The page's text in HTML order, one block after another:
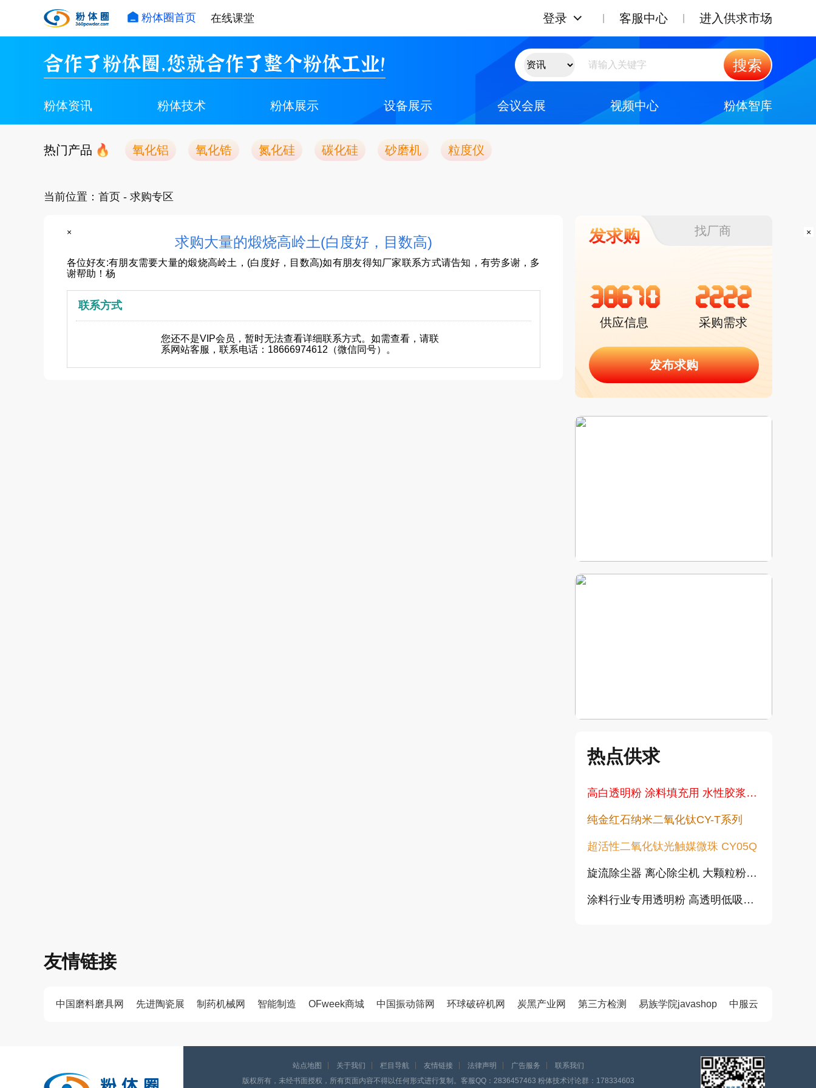
粉体圈首页 在线课堂 登录 客服中心 进入供求市场
合作了粉体圈，您就合作了整个粉体工业！ 搜索
粉体资讯 粉体技术 粉体展示 设备展示 会议会展 视频中心 粉体智库
热门产品 氧化铝 氧化锆 氮化硅 碳化硅 砂磨机 粒度仪
当前位置： 首页 - 求购专区
求购大量的煅烧高岭土(白度好，目数高)
各位好友:有朋友需要大量的煅烧高岭土，(白度好，目数高)如有朋友得知厂家联系方式请告知，有劳多谢，多
谢帮助！杨
联系方式
您还不是VIP会员，暂时无法查看详细联系方式。如需查看，请联
系网站客服，联系电话：18666974612（微信同号）。
发求购 找厂商
38670
供应信息
2222
采购需求
发布求购
热点供求
高白透明粉 涂料填充用 水性胶浆用增硬耐磨高透明度不发黑不变黄
纯金红石纳米二氧化钛CY-T系列
超活性二氧化钛光触媒微珠 CY05Q
旋流除尘器 离心除尘机 大颗粒粉尘预处理除尘设备 CLK型扩散式除尘器 陶瓷多管旋风除尘
涂料行业专用透明粉 高透明低吸油 塑料橡胶涂料用透明填料
电池专用纳米二氧化钒（VO₂）
友情链接
中国磨料磨具网 先进陶瓷展 制药机械网 智能制造 OFweek商城 中国振动筛网 环球破碎机网 炭黑产业网 第三方检测 易族学院javashop 中服云
站点地图 关于我们 栏目导航 友情链接 法律声明 广告服务
联系我们
版权所有，未经书面授权，所有页面内容不得以任何形式进行复制。客服QQ：2836457463 粉体技术讨论群：178334603
× ×